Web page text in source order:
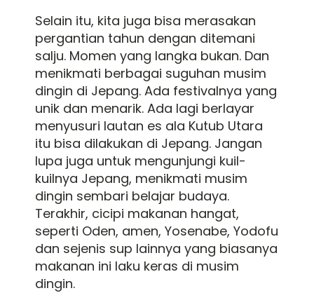
Selain itu, kita juga bisa merasakan
pergantian tahun dengan ditemani
salju. Momen yang langka bukan. Dan
menikmati berbagai suguhan musim
dingin di Jepang. Ada festivalnya yang
unik dan menarik. Ada lagi berlayar
menyusuri lautan es ala Kutub Utara
itu bisa dilakukan di Jepang. Jangan
lupa juga untuk mengunjungi kuil-
kuilnya Jepang, menikmati musim
dingin sembari belajar budaya.
Terakhir, cicipi makanan hangat,
seperti Oden, amen, Yosenabe, Yodofu
dan sejenis sup lainnya yang biasanya
makanan ini laku keras di musim
dingin.